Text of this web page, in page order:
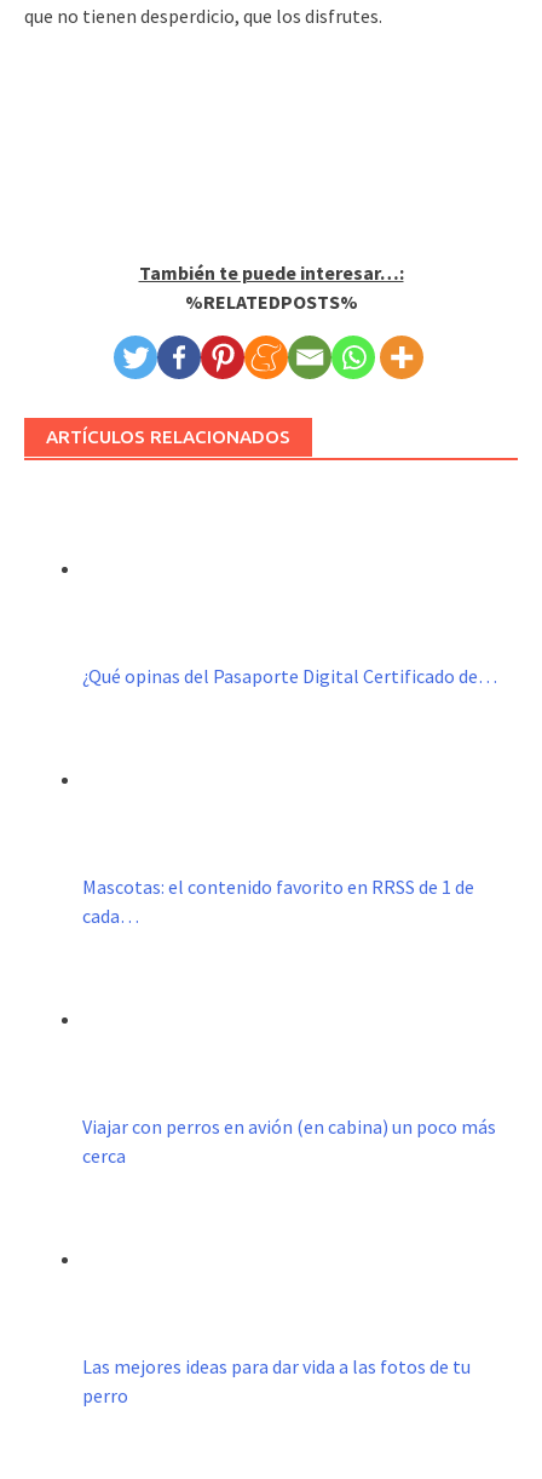
que no tienen desperdicio, que los disfrutes.
También te puede interesar…:
%RELATEDPOSTS%
ARTÍCULOS RELACIONADOS
¿Qué opinas del Pasaporte Digital Certificado de…
Mascotas: el contenido favorito en RRSS de 1 de
cada…
Viajar con perros en avión (en cabina) un poco más
cerca
Las mejores ideas para dar vida a las fotos de tu
perro